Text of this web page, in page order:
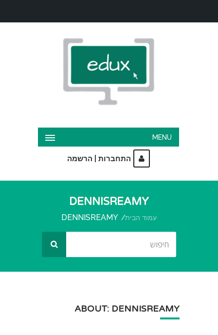
MENU
התחברות הרשמה
DENNISREAMY
עמוד הבית DENNISREAMY
ABOUT: DENNISREAMY